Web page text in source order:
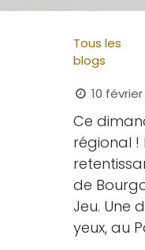
Tous les
blogs
10
Ce
régional !
de
Jeu. Une
yeux, au